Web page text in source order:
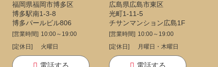
福岡県福岡市博多区
博多駅南1-3-8
博多パールビル806
[営業時間] 10:00～19:00
[定休日]
火曜日
電話する
広島県広島市東区
光町1-11-5
チサンマンション広島1F
[営業時間] 10:00～19:00
[定休日]
月曜日・木曜日
電話する